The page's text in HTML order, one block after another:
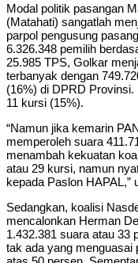
Modal politik pasangan
(Matahati) sangatlah
parpol pengusung
6.326.348 pemilih
25.985 TPS, Golkar
terbanyak dengan
(16%) di DPRD
11 kursi (15%).
“Namun jika kemarin
memperoleh suara
menambah kekuatan
atau 29 kursi, namun
kepada Paslon HAPAL,”
Sedangkan, koalisi
mencalonkan Herman
1.432.381 suara atau 33
tak ada yang menguasai